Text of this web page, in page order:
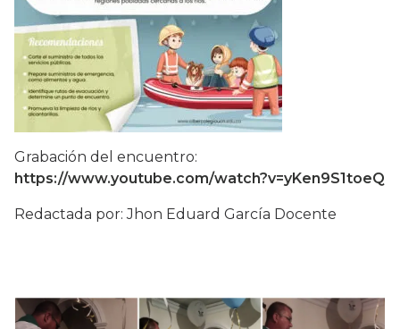
Grabación del encuentro:
https://www.youtube.com/watch?v=yKen9S1toeQ
Redactada por: Jhon Eduard García Docente